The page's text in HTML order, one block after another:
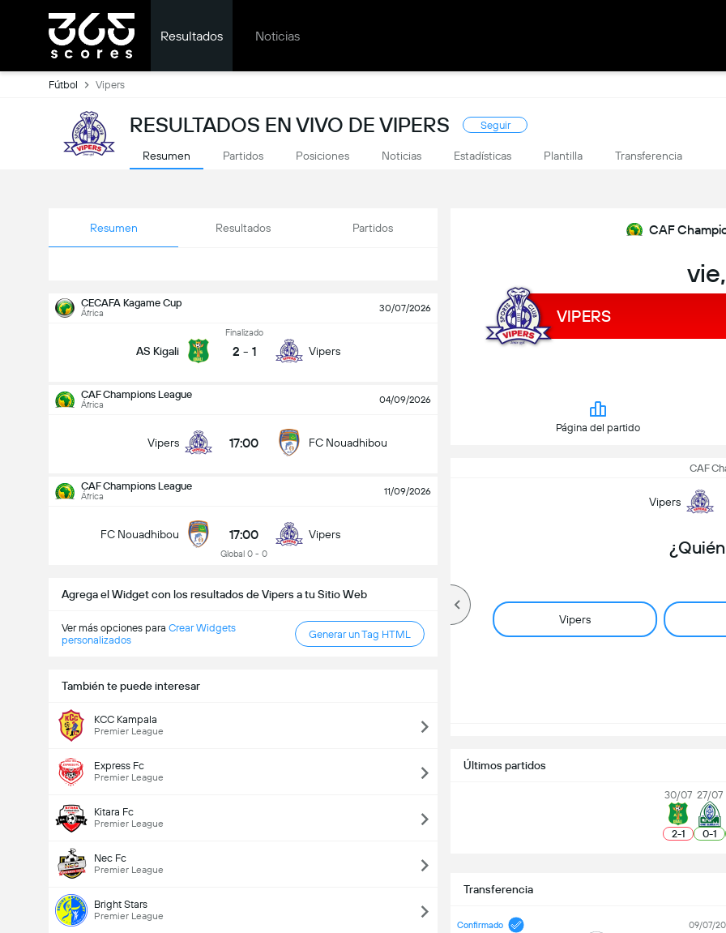
Resultados Noticias
Fútbol Vipers
RESULTADOS EN VIVO DE VIPERS Seguir
Resumen Partidos Posiciones Noticias Estadísticas Plantilla Transferencia
Resumen Resultados Partidos
CECAFA Kagame Cup
África 30/07/2026
AS Kigali
Finalizado
2 - 1 Vipers
CAF Champions League
África 04/09/2026
Vipers 17:00 FC Nouadhibou
CAF Champions League
África 11/09/2026
FC Nouadhibou 17:00
Global 0 - 0
Vipers
Agrega el Widget con los resultados de Vipers a tu Sitio Web
Ver más opciones para Crear Widgets
personalizados
Generar un Tag HTML
También te puede interesar
KCC Kampala
Premier League
Express Fc
Premier League
Kitara Fc
Premier League
Nec Fc
Premier League
Bright Stars
Premier League
CAF
VIPERS
Página del partido
CAF
Vipers
Vipers
FC Nouadhibou
11/09
Goles en el partido (2.5)
Últimos partidos
30/07
2-1
27/07
0-1
Transferencia
Confirmado 09/07/